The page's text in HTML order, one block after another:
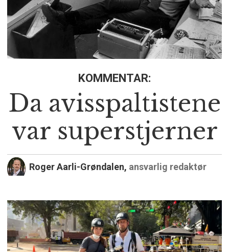
KOMMENTAR:
Da avisspaltistene
var superstjerner
Roger Aarli-Grøndalen, ansvarlig redaktør